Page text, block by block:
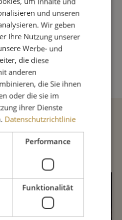
in 1-3 Tage
Gib den
und unseren
Wir geben
Ihre Nutzung unserer
Werbe- und
die diese
anderen
die Sie ihnen
oder die sie im
ihrer Dienste
Datenschutzrichtlinie
Performance
Funktionalität